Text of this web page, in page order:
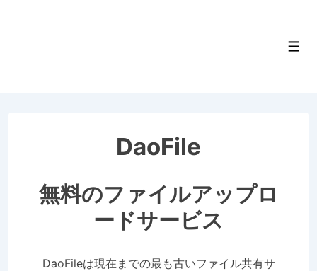
DaoFile
無料のファイルアップロ
ードサービス
DaoFileは現在までの最も古いファイル共有サ